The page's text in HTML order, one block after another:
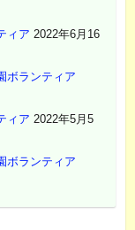
ィア 2022年6月16
ボランティア
ィア 2022年5月5
ボランティア